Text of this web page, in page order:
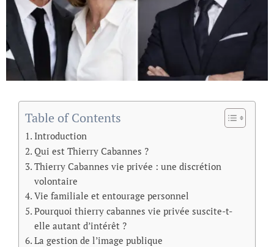
Table of Contents
Introduction
Qui est Thierry Cabannes ?
Thierry Cabannes vie privée : une discrétion
volontaire
Vie familiale et entourage personnel
Pourquoi thierry cabannes vie privée suscite-t-
elle autant d’intérêt ?
La gestion de l’image publique